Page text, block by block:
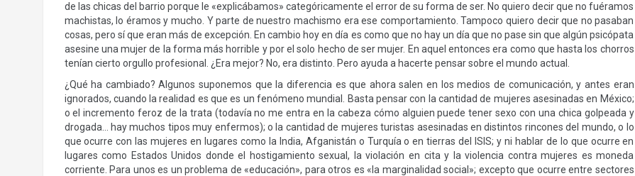
de las chicas del barrio porque le «explicábamos» categóricamente el error de su forma de ser. No quiero decir que no fuéramos
machistas, lo éramos y mucho. Y parte de nuestro machismo era ese comportamiento. Tampoco quiero decir que no pasaban
cosas, pero sí que eran más de excepción. En cambio hoy en día es como que no hay un día que no pase sin que algún psicópata
asesine una mujer de la forma más horrible y por el solo hecho de ser mujer. En aquel entonces era como que hasta los chorros
tenían cierto orgullo profesional. ¿Era mejor? No, era distinto. Pero ayuda a hacerte pensar sobre el mundo actual.
¿Qué ha cambiado? Algunos suponemos que la diferencia es que ahora salen en los medios de comunicación, y antes eran
ignorados, cuando la realidad es que es un fenómeno mundial. Basta pensar con la cantidad de mujeres asesinadas en México;
o el incremento feroz de la trata (todavía no me entra en la cabeza cómo alguien puede tener sexo con una chica golpeada y
drogada… hay muchos tipos muy enfermos); o la cantidad de mujeres turistas asesinadas en distintos rincones del mundo, o lo
que ocurre con las mujeres en lugares como la India, Afganistán o Turquía o en tierras del ISIS; y ni hablar de lo que ocurre en
lugares como Estados Unidos donde el hostigamiento sexual, la violación en cita y la violencia contra mujeres es moneda
corriente. Para unos es un problema de «educación», para otros es «la marginalidad social»; excepto que ocurre entre sectores